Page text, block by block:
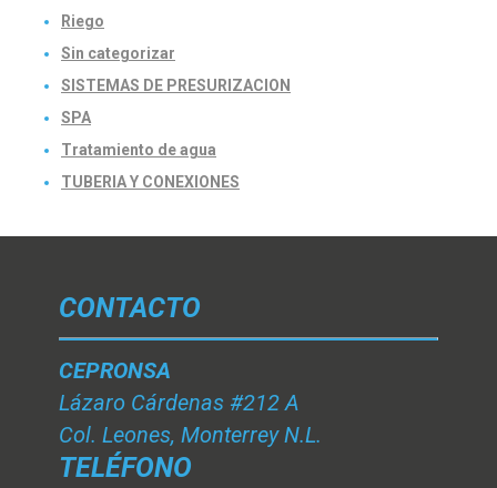
Riego
Sin categorizar
SISTEMAS DE PRESURIZACION
SPA
Tratamiento de agua
TUBERIA Y CONEXIONES
CONTACTO
CEPRONSA
Lázaro Cárdenas #212 A
Col. Leones, Monterrey N.L.
TELÉFONO